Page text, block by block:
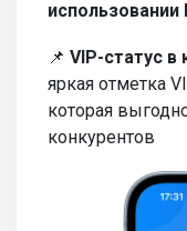
использовании
📌 VIP-статус в
яркая отметка
которая
конкурентов